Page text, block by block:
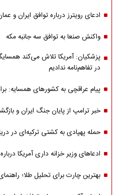
ادعای رویترز درباره توافق ایران و
واکنش صنعا به توافق سه جانبه مکه
پزشکیان: آمریکا تلاش می‌کند
در تفاهم‌نامه ندادیم
پیام عراقچی به کشورهای همسایه:
خبر ترامپ از پایان جنگ ایران و
حمله پهپادی به کشتی ترکیه‌ای در
ادعاهای وزیر خزانه داری آمریکا
بهترین چارت برای تحلیل طلا؛